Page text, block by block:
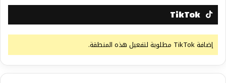
TikTok
إضافة TikTok مطلوبة لتفعيل هذه المنطقة.